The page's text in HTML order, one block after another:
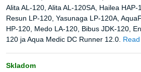
Alita AL-120, Alita AL-120SA, Hailea HAP-
Resun LP-120, Yasunaga LP-120A,
HP-120, Medo LA-120, Bibus JDK-120,
120 ja Aqua Medic DC Runner 12.0.
Skladom